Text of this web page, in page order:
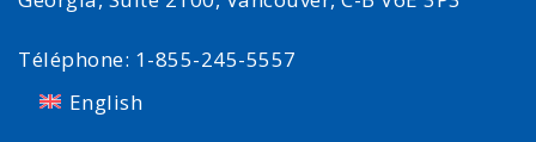
Téléphone: 1-855-245-5557
English